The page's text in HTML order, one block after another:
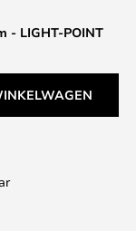
- LIGHT-POINT